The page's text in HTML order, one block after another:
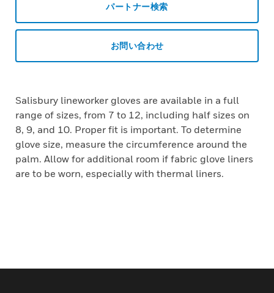
パートナー検索
お問い合わせ
Salisbury lineworker gloves are available in a full
range of sizes, from 7 to 12, including half sizes on
8, 9, and 10. Proper fit is important. To determine
glove size, measure the circumference around the
palm. Allow for additional room if fabric glove liners
are to be worn, especially with thermal liners.